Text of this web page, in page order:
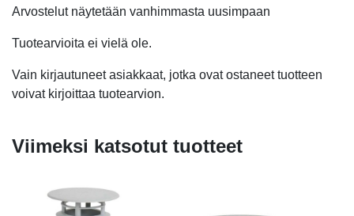
Arvostelut näytetään vanhimmasta uusimpaan
Tuotearvioita ei vielä ole.
Vain kirjautuneet asiakkaat, jotka ovat ostaneet tuotteen
voivat kirjoittaa tuotearvion.
Viimeksi katsotut tuotteet